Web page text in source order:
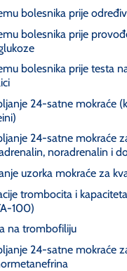
bolesnika prije
bolesnika prije
bolesnika prije testa
24-satne mokraće
24-satne mokraće
noradrenalin i
uzorka mokraće za
trombocita i
100)
na trombofiliju
24-satne mokraće